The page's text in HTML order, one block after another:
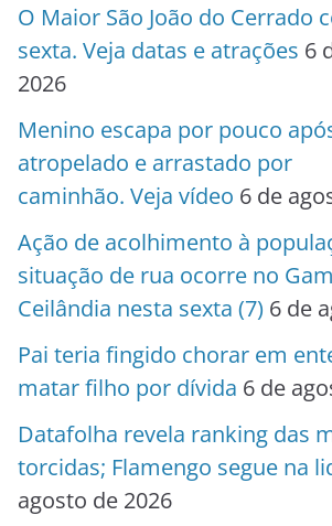
O Maior São João do Cerrado
sexta. Veja datas e atrações 6
2026
Menino escapa por pouco
atropelado e arrastado por
caminhão. Veja vídeo 6 de
Ação de acolhimento à
situação de rua ocorre no
Ceilândia nesta sexta (7) 6 de
Pai teria fingido chorar em
matar filho por dívida 6 de
Datafolha revela ranking das
torcidas; Flamengo segue na
agosto de 2026